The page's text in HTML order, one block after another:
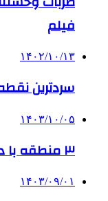
فیلم
۱۴۰۲/۱۰/۱۳
سردترین
۱۴۰۳/۱۰/۰۵
۳ منطقه با دمای ۱۱ درجه زیر صفر
۱۴۰۳/۰۹/۰۱